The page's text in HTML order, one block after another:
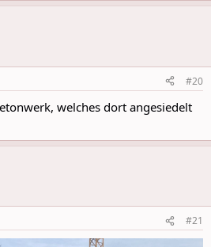
#20
welches dort angesiedelt
#21